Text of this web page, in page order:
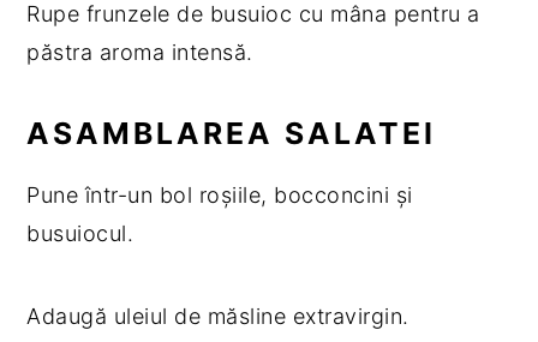
Rupe frunzele de busuioc cu mâna pentru a
păstra aroma intensă.
ASAMBLAREA SALATEI
Pune într-un bol roșiile, bocconcini și
busuiocul.
Adaugă uleiul de măsline extravirgin.